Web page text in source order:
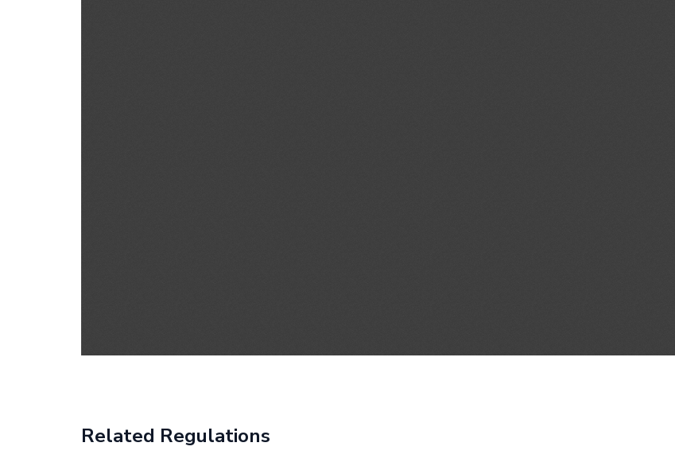
Related Regulations